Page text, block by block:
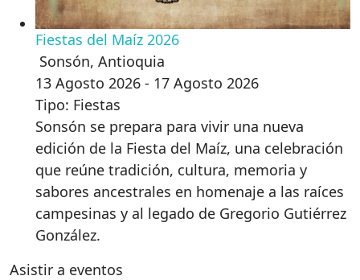
Fiestas del Maíz 2026
Sonsón, Antioquia
13 Agosto 2026 - 17 Agosto 2026
Tipo: Fiestas
Sonsón se prepara para vivir una nueva
edición de la Fiesta del Maíz, una celebración
que reúne tradición, cultura, memoria y
sabores ancestrales en homenaje a las raíces
campesinas y al legado de Gregorio Gutiérrez
González.
Asistir a eventos